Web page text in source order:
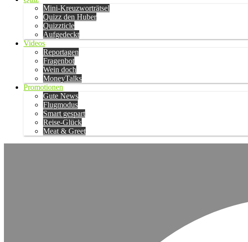
Mini-Kreuzworträtsel
Quizz den Huber
Quizzticle
Aufgedeckt
Videos
Reportagen
Fragenbot
Wein doch
MoneyTalks
Promotionen
Gute News
Flugmodus
Smart gespart
Reise-Glück
Meat & Greet